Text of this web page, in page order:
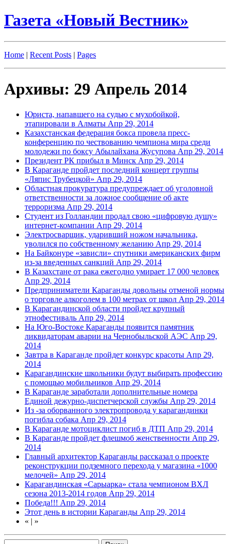
Газета «Новый Вестник»
Home | Recent Posts | Pages
Архивы: 29 Апрель 2014
Юриста, напавшего на судью с мухобойкой,
этапировали в Алматы Апр 29, 2014
Казахстанская федерация бокса провела пресс-
конференцию по чествованию чемпиона мира среди
молодежи по боксу Абылайхана Жусупова Апр 29, 2014
Президент РК прибыл в Минск Апр 29, 2014
В Караганде пройдет последний концерт группы
«Ляпис Трубецкой» Апр 29, 2014
Областная прокуратура предупреждает об уголовной
ответственности за ложное сообщение об акте
терроризма Апр 29, 2014
Студент из Голландии продал свою «цифровую душу»
интернет-компании Апр 29, 2014
Электросварщик, ударивший ножом начальника,
уволился по собственному желанию Апр 29, 2014
На Байконуре «зависли» спутники американских фирм
из-за введенных санкций Апр 29, 2014
В Казахстане от рака ежегодно умирает 17 000 человек
Апр 29, 2014
Предприниматели Караганды довольны отменой нормы
о торговле алкоголем в 100 метрах от школ Апр 29, 2014
В Карагандинской области пройдет крупный
этнофестиваль Апр 29, 2014
На Юго-Востоке Караганды появится памятник
ликвидаторам аварии на Чернобыльской АЭС Апр 29,
2014
Завтра в Караганде пройдет конкурс красоты Апр 29,
2014
Карагандинские школьники будут выбирать профессию
с помощью мобильников Апр 29, 2014
В Караганде заработали дополнительные номера
Единой дежурно-диспетчерской службы Апр 29, 2014
Из -за оборванного электропровода у карагандинки
погибла собака Апр 29, 2014
В Караганде мотоциклист погиб в ДТП Апр 29, 2014
В Караганде пройдет флешмоб женственности Апр 29,
2014
Главный архитектор Караганды рассказал о проекте
реконструкции подземного перехода у магазина «1000
мелочей» Апр 29, 2014
Карагандинская «Сарыарка» стала чемпионом ВХЛ
сезона 2013-2014 годов Апр 29, 2014
Победа!!! Апр 29, 2014
Этот день в истории Караганды Апр 29, 2014
« | »